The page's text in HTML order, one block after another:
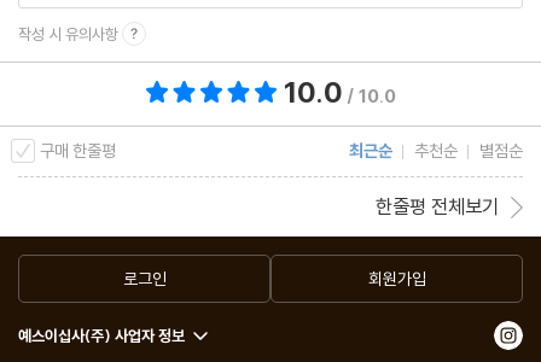
제5장 약물의 상호작용 ~함께 복용하면 왜 나쁠까?~
5-1 약물 상호작용의 메커니즘
5-2 간 이외의 대사효소의 억제
5-3 대사효소의 유도
5-5 소화관 안에서 생기는 약물 상호작용
5-6 트랜스포터를 통한 약물 상호작용
작성 시 유의사항
10.0 / 10.0
구매 한줄평 최근순 추천순 별점순
한줄평 전체보기
로그인 회원가입
예스이십사(주) 사업자 정보